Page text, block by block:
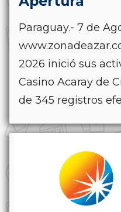
Paraguay.- 7 de
2026 inició sus
Casino Acaray de
de 345 registros